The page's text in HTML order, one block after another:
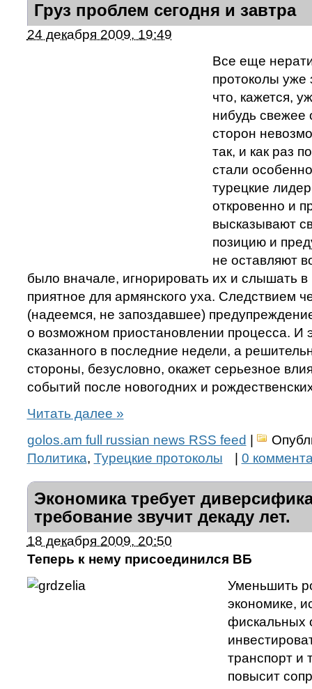
Груз проблем сегодня и завтра
24 декабря 2009, 19:49
Все еще
протоколы уже
что, кажется,
нибудь свежее
сторон
так, и как раз
стали
турецкие
откровенно и
высказывают
позицию и
не оставляют
было вначале, игнорировать их и слышать в
приятное для армянского уха. Следствием
(надеемся, не запоздавшее)
о возможном приостановлении процесса. И
сказанного в последние недели, а
стороны, безусловно, окажет серьезное
событий после новогодних и
Читать далее »
golos.am full russian news RSS feed
Политика, Турецкие протоколы 0
Экономика требует
требование звучит декаду лет.
18 декабря 2009, 20:50
Теперь к нему присоединился ВБ
Уменьшить
экономике,
фискальных
транспорт и
повысит